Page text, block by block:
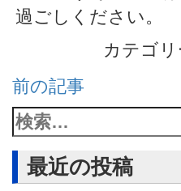
過ごしください。
カテゴリ
前の記事
最近の投稿